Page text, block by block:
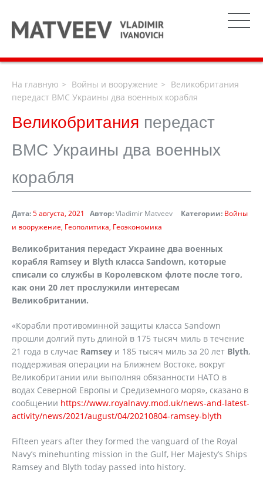
На главную Войны и вооружение
Великобритания
передаст ВМС Украины два военных корабля
Великобритания передаст
ВМС Украины два военных
корабля
Дата:5 августа, 2021 Автор:Vladimir Matveev Категории: Войны
и вооружение Геополитика Геоэкономика
Великобритания передаст Украине два военных
корабля Ramsey и Blyth класса Sandown, которые
списали со службы в Королевском флоте после того,
как они 20 лет прослужили интересам
Великобритании.
«Корабли противоминной защиты класса Sandown
прошли долгий путь длиной в 175 тысяч миль в течение
21 года в случае Ramsey и 185 тысяч миль за 20 лет Blyth,
поддерживая операции на Ближнем Востоке, вокруг
Великобритании или выполняя обязанности НАТО в
водах Северной Европы и Средиземного моря», сказано в
сообщении https://www.royalnavy.mod.uk/news-and-latest-
activity/news/2021/august/04/20210804-ramsey-blyth
Fifteen years after they formed the vanguard of the Royal
Navy’s minehunting mission in the Gulf, Her Majesty’s Ships
Ramsey and Blyth today passed into history.